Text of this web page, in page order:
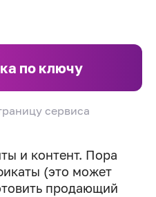
по ключу
сервиса
и контент. Пора
(это может
продающий